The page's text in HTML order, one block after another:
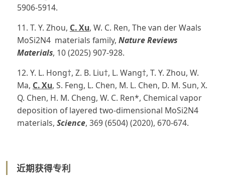
5906-5914.
11. T. Y. Zhou, C. Xu, W. C. Ren, The van der Waals
MoSi2N4 materials family, Nature Reviews
Materials, 10 (2025) 907-928.
12. Y. L. Hong†, Z. B. Liu†, L. Wang†, T. Y. Zhou, W.
Ma, C. Xu, S. Feng, L. Chen, M. L. Chen, D. M. Sun, X.
Q. Chen, H. M. Cheng, W. C. Ren*, Chemical vapor
deposition of layered two-dimensional MoSi2N4
materials, Science, 369 (6504) (2020), 670-674.
近期获得专利